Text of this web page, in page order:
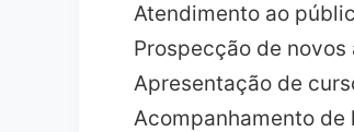
Atendimento ao
Prospecção de novos
Apresentação de
Acompanhamento